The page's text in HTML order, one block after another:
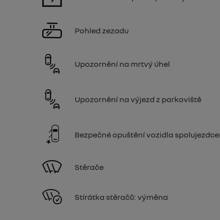
Pohled zezadu
Upozornění na mrtvý úhel
Upozornění na výjezd z parkoviště
Bezpečné opuštění vozidla
Stěrače
Stírátka stěračů: výměna